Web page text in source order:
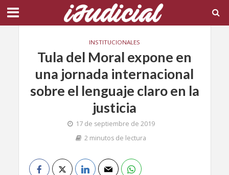
INSTITUCIONALES
Tula del Moral expone en
una jornada internacional
sobre el lenguaje claro en la
justicia
17 de septiembre de 2019
2 minutos de lectura